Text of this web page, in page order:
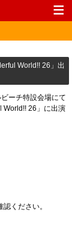
World!! 26」出
ーチ特設会場にて
World!! 26」に出演
ください。